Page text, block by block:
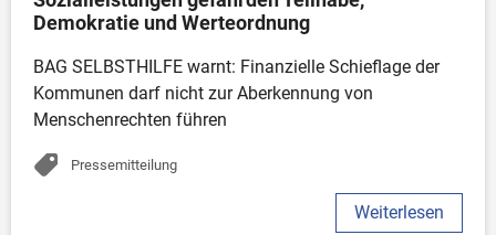
Demokratie und Werteordnung
BAG SELBSTHILFE warnt: Finanzielle Schieflage der
Kommunen darf nicht zur Aberkennung von
Menschenrechten führen
Pressemitteilung
Weiterlesen